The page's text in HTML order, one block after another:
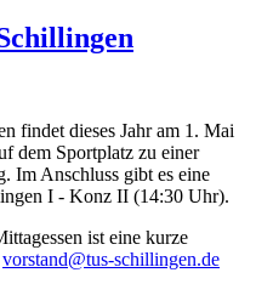
findet dieses Jahr am 1. Mai
dem Sportplatz zu einer
Im Anschluss gibt es eine
I - Konz II (14:30 Uhr).
ist eine kurze
vorstand@tus-schillingen.de